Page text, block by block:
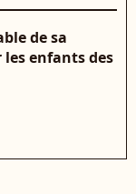
de sa
enfants des